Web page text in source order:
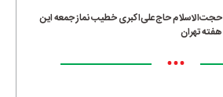
حجت‌الاسلام حاج‌علی‌اکبری خطیب نماز جمعه این
هفته تهران
•••